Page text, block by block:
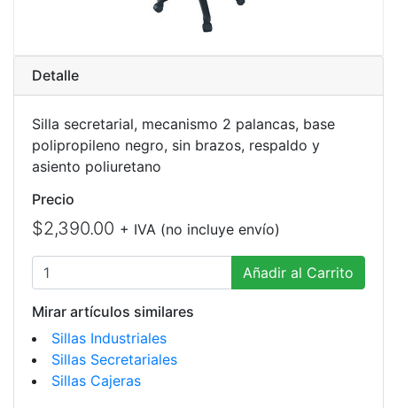
Detalle
Silla secretarial, mecanismo 2 palancas, base
polipropileno negro, sin brazos, respaldo y
asiento poliuretano
Precio
$2,390.00 + IVA (no incluye envío)
Añadir al Carrito
Mirar artículos similares
Sillas Industriales
Sillas Secretariales
Sillas Cajeras